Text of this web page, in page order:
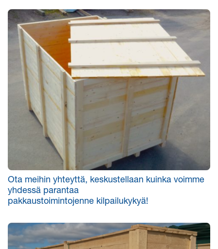
Ota meihin yhteyttä, keskustellaan kuinka voimme
yhdessä parantaa
pakkaustoimintojenne kilpailukykyä!